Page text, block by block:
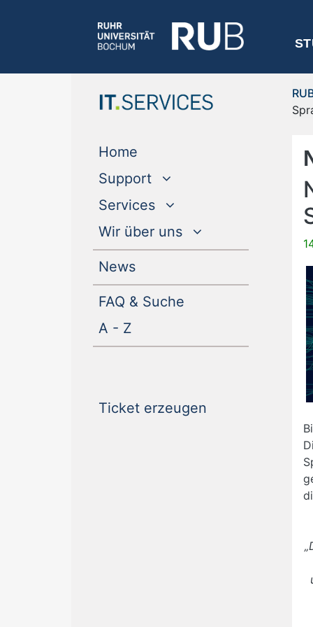
Home
Support
Services
Wir über uns
News(current)
FAQ & Suche
A - Z
Ticket erzeugen